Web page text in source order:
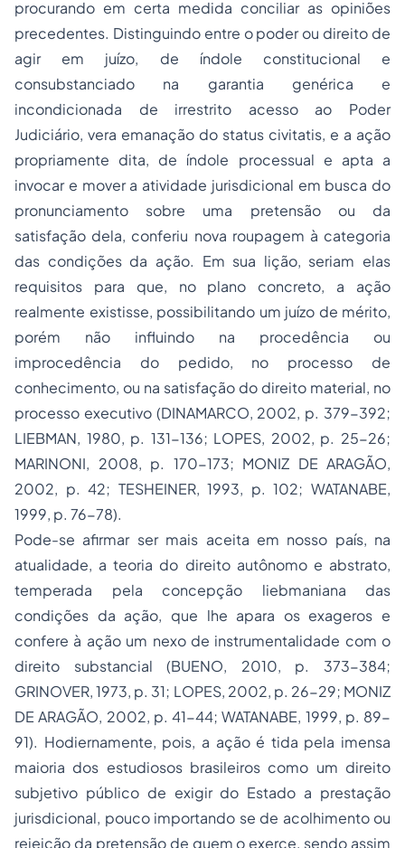
procurando em certa medida conciliar as opiniões
precedentes. Distinguindo entre o poder ou direito de
agir em juízo, de índole constitucional e
consubstanciado na garantia genérica e
incondicionada de irrestrito acesso ao Poder
Judiciário, vera emanação do status civitatis, e a ação
propriamente dita, de índole processual e apta a
invocar e mover a atividade jurisdicional em busca do
pronunciamento sobre uma pretensão ou da
satisfação dela, conferiu nova roupagem à categoria
das condições da ação. Em sua lição, seriam elas
requisitos para que, no plano concreto, a ação
realmente existisse, possibilitando um juízo de mérito,
porém não influindo na procedência ou
improcedência do pedido, no processo de
conhecimento, ou na satisfação do direito material, no
processo executivo (DINAMARCO, 2002, p. 379-392;
LIEBMAN, 1980, p. 131-136; LOPES, 2002, p. 25-26;
MARINONI, 2008, p. 170-173; MONIZ DE ARAGÃO,
2002, p. 42; TESHEINER, 1993, p. 102; WATANABE,
1999, p. 76-78).
Pode-se afirmar ser mais aceita em nosso país, na
atualidade, a teoria do direito autônomo e abstrato,
temperada pela concepção liebmaniana das
condições da ação, que lhe apara os exageros e
confere à ação um nexo de instrumentalidade com o
direito substancial (BUENO, 2010, p. 373-384;
GRINOVER, 1973, p. 31; LOPES, 2002, p. 26-29; MONIZ
DE ARAGÃO, 2002, p. 41-44; WATANABE, 1999, p. 89-
91). Hodiernamente, pois, a ação é tida pela imensa
maioria dos estudiosos brasileiros como um direito
subjetivo público de exigir do Estado a prestação
jurisdicional, pouco importando se de acolhimento ou
rejeição da pretensão de quem o exerce, sendo assim